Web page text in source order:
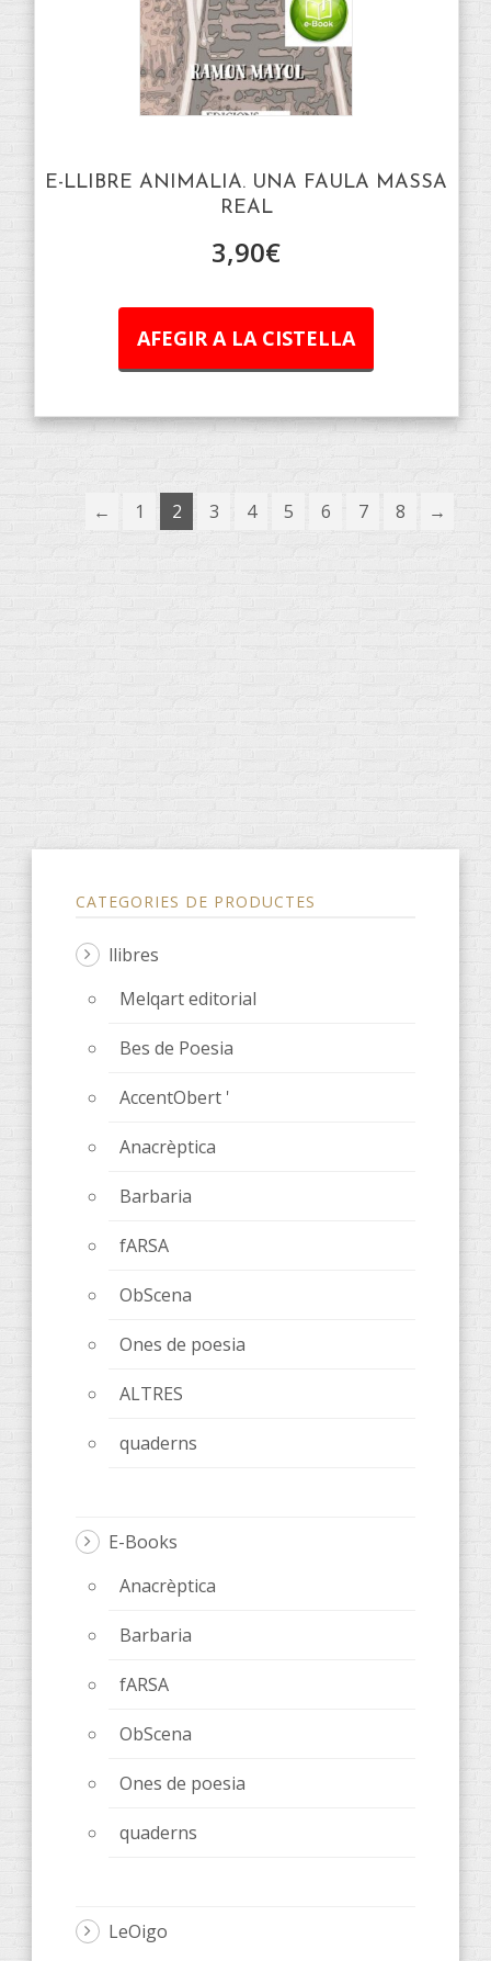
E-LLIBRE ANIMALIA. UNA FAULA MASSA
REAL
3,90€
AFEGIR A LA CISTELLA
← 1 2 3 4 5 6 7 8 →
CATEGORIES DE PRODUCTES
llibres
Melqart editorial
Bes de Poesia
AccentObert '
Anacrèptica
Barbaria
fARSA
ObScena
Ones de poesia
ALTRES
quaderns
E-Books
Anacrèptica
Barbaria
fARSA
ObScena
Ones de poesia
quaderns
LeOigo